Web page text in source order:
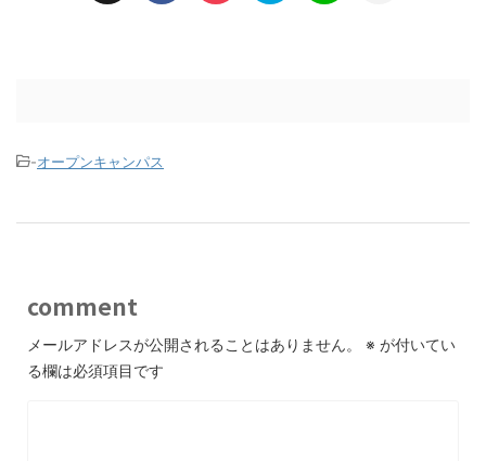
-オープンキャンパス
comment
メールアドレスが公開されることはありません。 ※ が付いてい
る欄は必須項目です